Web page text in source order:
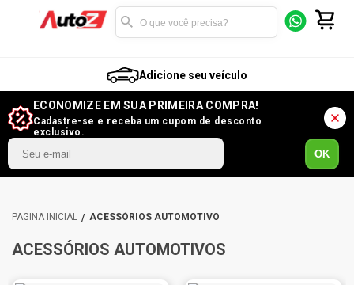
Adicione seu veículo
ECONOMIZE EM SUA PRIMEIRA COMPRA!
Cadastre-se e receba um cupom de desconto
exclusivo.
OK
ACESSÓRIOS AUTOMOTIVO
ACESSÓRIOS AUTOMOTIVOS